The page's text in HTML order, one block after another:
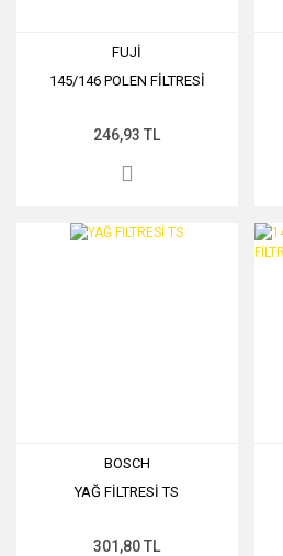
FUJİ
145/146 POLEN FİLTRESİ
246,93 TL
BOSCH
YAĞ FİLTRESİ TS
301,80 TL